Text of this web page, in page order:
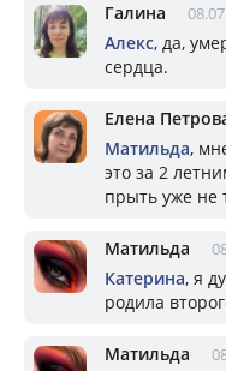
Галина
Алекс, да,
сердца.
Елена
Матильда,
это за 2
прыть уже не
Матильда
Катерина, я
родила
Матильда